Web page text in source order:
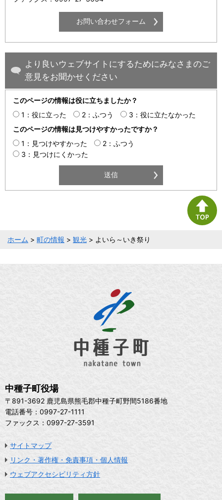
より良いウェブサイトにするためにみなさまのご
意見をお聞かせください
このページの情報は役に立ちましたか？
1：役に立った
2：ふつう
3：役に立たなかった
このページの情報は見つけやすかったですか？
1：見つけやすかった
2：ふつう
3：見つけにくかった
ホーム > 町の情報 > 観光 > よいら～いき祭り
中種子町役場
〒891-3692 鹿児島県熊毛郡中種子町野間5186番地
電話番号：0997-27-1111
ファックス：0997-27-3591
サイトマップ
リンク・著作権・免責事項・個人情報
ウェブアクセシビリティ方針